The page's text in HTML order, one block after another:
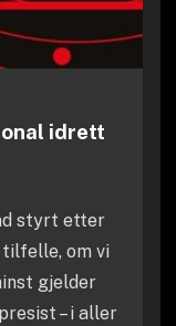
idrett
styrt etter
om vi
gjelder
– i aller